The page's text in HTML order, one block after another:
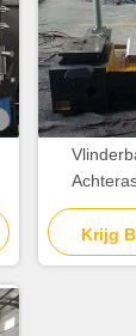
Turning
Krijg